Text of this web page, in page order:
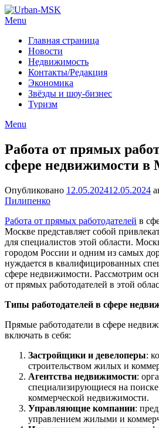
Menu
Главная страница
Новости
Недвижимость
Контакты/Редакция
Экономика
Звёзды и шоу-бизнес
Туризм
Menu
Работа от прямых
сфере недвижимости в
Опубликовано 12.05.202412.05.2024
Пилипенко
Работа от прямых работодателей в
Москве представляет собой
для специалистов этой области.
городом России и одним из самых
нуждается в квалифицированных
сфере недвижимости. Рассмотрим
от прямых работодателей в этой
Типы работодателей в сфере
Прямые работодатели в сфере
включать в себя:
Застройщики и девелоперы:
строительством жилых и
Агентства недвижимости:
специализирующиеся на
коммерческой недвижимости.
Управляющие компании:
управлением жилыми и